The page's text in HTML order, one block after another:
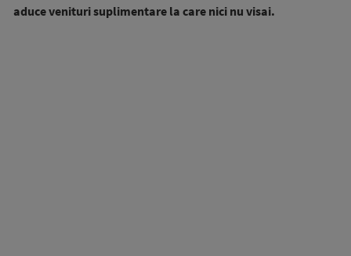
aduce venituri suplimentare la care nici nu visai.